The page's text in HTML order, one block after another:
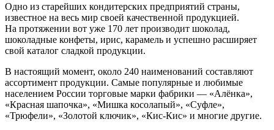
Одно из старейших кондитерских предприятий страны,
известное на весь мир своей качественной продукцией.
На протяжении вот уже 170 лет производит шоколад,
шоколадные конфеты, ирис, карамель и успешно расширяет
свой каталог сладкой продукции.
В настоящий момент, около 240 наименований составляют
ассортимент продукции. Самые популярные и любимые
населением России торговые марки фабрики — «Алёнка»,
«Красная шапочка», «Мишка косолапый», «Суфле»,
«Трюфели», «Золотой ключик», «Кис-Кис» и многие другие.